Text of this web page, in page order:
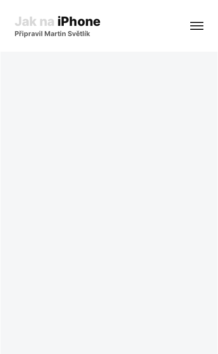
Jak na iPhone
Připravil Martin Světlík